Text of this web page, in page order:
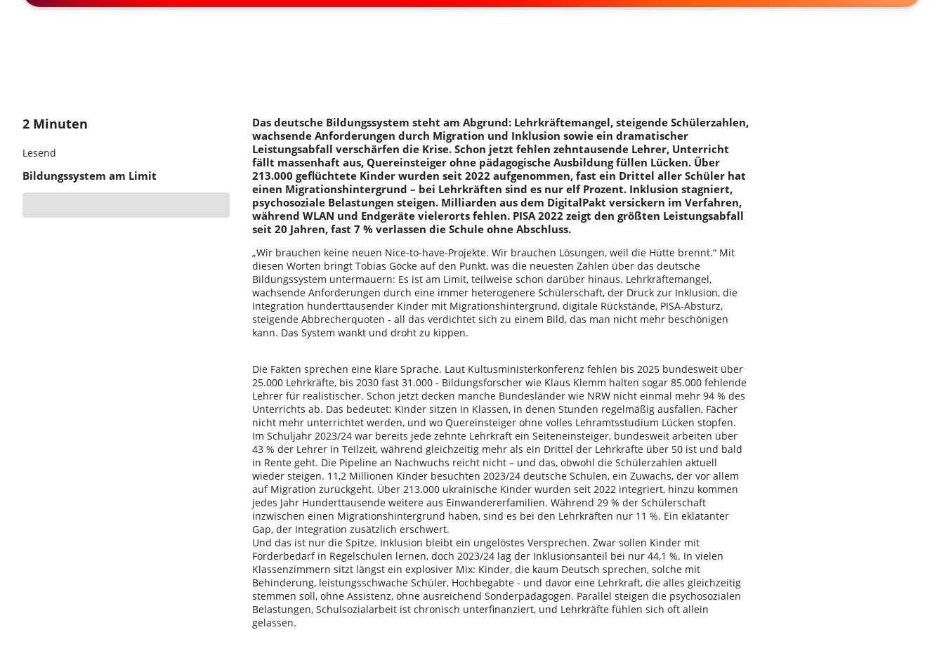
2 Minuten
Lesend
Bildungssystem am Limit
Das deutsche Bildungssystem steht am Abgrund: Lehrkräftemangel, steigende Schülerzahlen,
wachsende Anforderungen durch Migration und Inklusion sowie ein dramatischer
Leistungsabfall verschärfen die Krise. Schon jetzt fehlen zehntausende Lehrer, Unterricht
fällt massenhaft aus, Quereinsteiger ohne pädagogische Ausbildung füllen Lücken. Über
213.000 geflüchtete Kinder wurden seit 2022 aufgenommen, fast ein Drittel aller Schüler hat
einen Migrationshintergrund – bei Lehrkräften sind es nur elf Prozent. Inklusion stagniert,
psychosoziale Belastungen steigen. Milliarden aus dem DigitalPakt versickern im Verfahren,
während WLAN und Endgeräte vielerorts fehlen. PISA 2022 zeigt den größten Leistungsabfall
seit 20 Jahren, fast 7 % verlassen die Schule ohne Abschluss.
„Wir brauchen keine neuen Nice-to-have-Projekte. Wir brauchen Lösungen, weil die Hütte brennt.“ Mit
diesen Worten bringt Tobias Göcke auf den Punkt, was die neuesten Zahlen über das deutsche
Bildungssystem untermauern: Es ist am Limit, teilweise schon darüber hinaus. Lehrkräftemangel,
wachsende Anforderungen durch eine immer heterogenere Schülerschaft, der Druck zur Inklusion, die
Integration hunderttausender Kinder mit Migrationshintergrund, digitale Rückstände, PISA-Absturz,
steigende Abbrecherquoten - all das verdichtet sich zu einem Bild, das man nicht mehr beschönigen
kann. Das System wankt und droht zu kippen.
Die Fakten sprechen eine klare Sprache. Laut Kultusministerkonferenz fehlen bis 2025 bundesweit über
25.000 Lehrkräfte, bis 2030 fast 31.000 - Bildungsforscher wie Klaus Klemm halten sogar 85.000 fehlende
Lehrer für realistischer. Schon jetzt decken manche Bundesländer wie NRW nicht einmal mehr 94 % des
Unterrichts ab. Das bedeutet: Kinder sitzen in Klassen, in denen Stunden regelmäßig ausfallen, Fächer
nicht mehr unterrichtet werden, und wo Quereinsteiger ohne volles Lehramtsstudium Lücken stopfen.
Im Schuljahr 2023/24 war bereits jede zehnte Lehrkraft ein Seiteneinsteiger, bundesweit arbeiten über
43 % der Lehrer in Teilzeit, während gleichzeitig mehr als ein Drittel der Lehrkräfte über 50 ist und bald
in Rente geht. Die Pipeline an Nachwuchs reicht nicht – und das, obwohl die Schülerzahlen aktuell
wieder steigen. 11,2 Millionen Kinder besuchten 2023/24 deutsche Schulen, ein Zuwachs, der vor allem
auf Migration zurückgeht. Über 213.000 ukrainische Kinder wurden seit 2022 integriert, hinzu kommen
jedes Jahr Hunderttausende weitere aus Einwandererfamilien. Während 29 % der Schülerschaft
inzwischen einen Migrationshintergrund haben, sind es bei den Lehrkräften nur 11 %. Ein eklatanter
Gap, der Integration zusätzlich erschwert.
Und das ist nur die Spitze. Inklusion bleibt ein ungelöstes Versprechen. Zwar sollen Kinder mit
Förderbedarf in Regelschulen lernen, doch 2023/24 lag der Inklusionsanteil bei nur 44,1 %. In vielen
Klassenzimmern sitzt längst ein explosiver Mix: Kinder, die kaum Deutsch sprechen, solche mit
Behinderung, leistungsschwache Schüler, Hochbegabte - und davor eine Lehrkraft, die alles gleichzeitig
stemmen soll, ohne Assistenz, ohne ausreichend Sonderpädagogen. Parallel steigen die psychosozialen
Belastungen, Schulsozialarbeit ist chronisch unterfinanziert, und Lehrkräfte fühlen sich oft allein
gelassen.